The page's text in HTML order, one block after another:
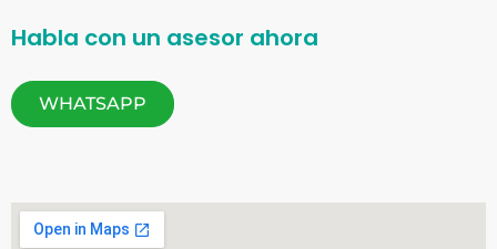
Habla con un asesor ahora
WHATSAPP